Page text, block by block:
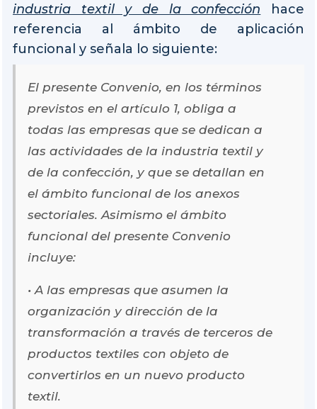
industria textil y de la confección hace
referencia al ámbito de aplicación
funcional y señala lo siguiente:
El presente Convenio, en los términos
previstos en el artículo 1, obliga a
todas las empresas que se dedican a
las actividades de la industria textil y
de la confección, y que se detallan en
el ámbito funcional de los anexos
sectoriales. Asimismo el ámbito
funcional del presente Convenio
incluye:
• A las empresas que asumen la
organización y dirección de la
transformación a través de terceros de
productos textiles con objeto de
convertirlos en un nuevo producto
textil.